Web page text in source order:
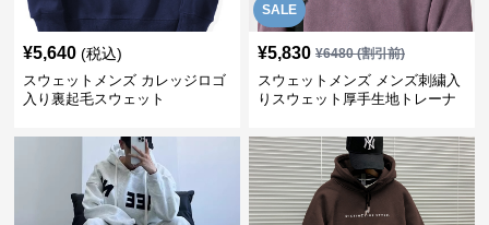
¥5,640 (税込)
スウェットメンズ カレッジロゴ
入り裏起毛スウェット
SALE
¥5,830 ¥6480(割引前)
スウェットメンズ メンズ刺繍入
りスウェット厚手生地トレーナ